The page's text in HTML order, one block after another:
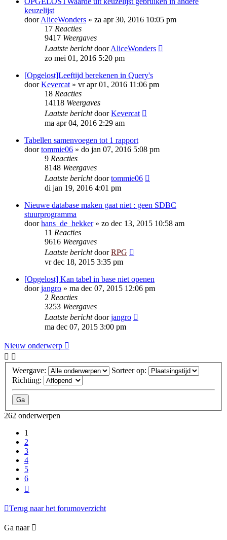
keuzelijst
doorAliceWonders » za apr 30, 2016 10:05 pm
17 Reacties
9417 Weergaves
Laatste berichtdoorAliceWonders
zo mei 01, 2016 5:20 pm
[Opgelost]Leeftijd berekenen in Query's
doorKevercat » vr apr 01, 2016 11:06 pm
18 Reacties
14118 Weergaves
Laatste berichtdoorKevercat
ma apr 04, 2016 2:29 am
Tabellen samenvoegen tot 1 rapport
doortommie06 » do jan 07, 2016 5:08 pm
9 Reacties
8148 Weergaves
Laatste berichtdoortommie06
di jan 19, 2016 4:01 pm
Nieuwe database maken gaat niet : geen SDBC
stuurprogramma
doorhans_de_hekker» zo dec 13, 2015 10:58 am
11 Reacties
9616 Weergaves
Laatste berichtdoorRPG
vr dec 18, 2015 3:35 pm
[Opgelost] Kan tabel in base niet openen
doorjangro » ma dec 07, 2015 12:06 pm
2 Reacties
3253 Weergaves
Laatste berichtdoorjangro
ma dec 07, 2015 3:00 pm
Nieuw onderwerp
Weergave:
Sorteer op:
Richting:
262 onderwerpen
1
2
3
4
5
6
Terug naar het forumoverzicht
Ga naar